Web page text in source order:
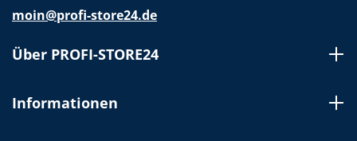
moin@profi-store24.de
Über PROFI-STORE24
Informationen